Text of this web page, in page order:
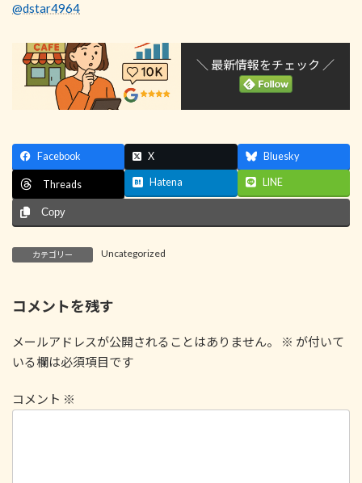
@dstar4964
＼ 最新情報をチェック ／
Facebook X Bluesky
Threads Hatena LINE
Copy
カテゴリー Uncategorized
コメントを残す
メールアドレスが公開されることはありません。 ※ が付いて
いる欄は必須項目です
コメント ※